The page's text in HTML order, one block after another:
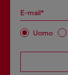
E-mail*
Uomo